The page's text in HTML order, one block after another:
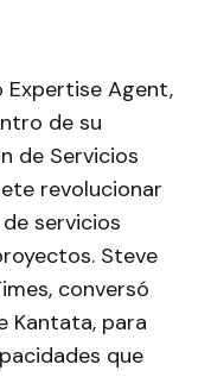
Expertise Agent,
de su
de Servicios
revolucionar
servicios
Steve
conversó
Kantata, para
que